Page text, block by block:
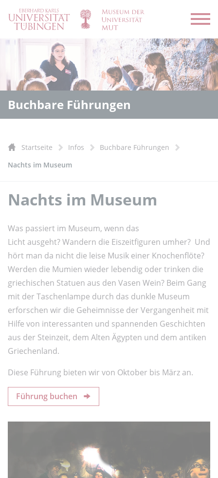
Buchbare Führungen
Startseite Infos
Buchbare Führungen
Nachts im Museum
Nachts im Museum
Was passiert im Museum, wenn das
Licht ausgeht? Wandern die Eiszeitfiguren umher? Und
hört man da nicht die leise Musik einer Knochenflöte?
Werden die Mumien wieder lebendig oder trinken die
griechischen Statuen aus den Vasen Wein? Beim Gang
mit der Taschenlampe durch das dunkle Museum
erforschen wir die Geheimnisse der Vergangenheit mit
Hilfe von interessanten und spannenden Geschichten
aus der Steinzeit, dem Alten Ägypten und dem antiken
Griechenland.
Diese Führung bieten wir von Oktober bis März an.
Führung buchen